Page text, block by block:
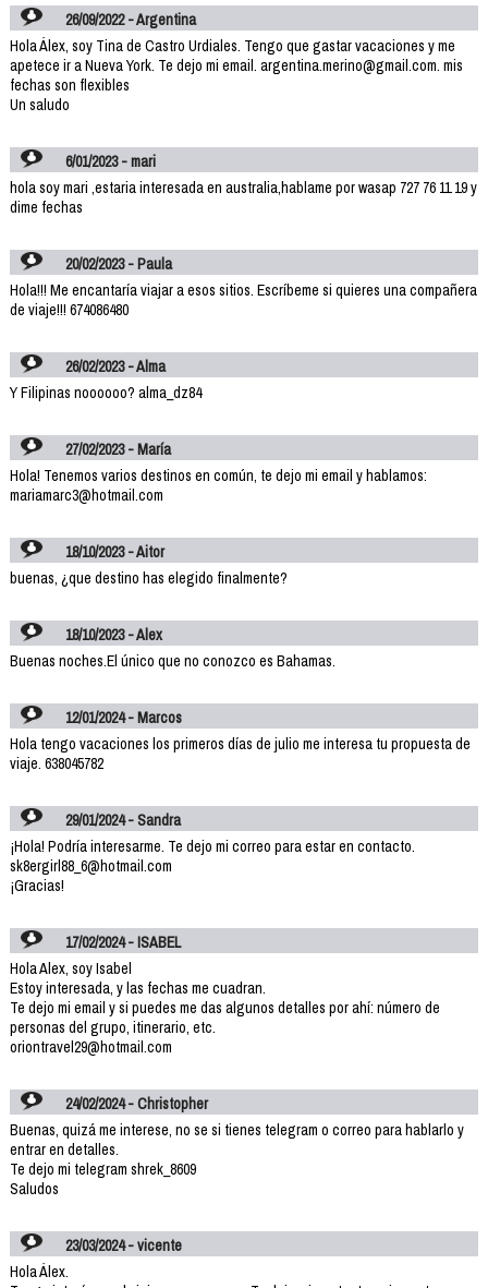
26/09/2022 - Argentina
Hola Álex, soy Tina de Castro Urdiales. Tengo que gastar vacaciones y me
apetece ir a Nueva York. Te dejo mi email. argentina.merino@gmail.com. mis
fechas son flexibles
Un saludo
6/01/2023 - mari
hola soy mari ,estaria interesada en australia,hablame por wasap 727 76 11 19 y
dime fechas
20/02/2023 - Paula
Hola!!! Me encantaría viajar a esos sitios. Escríbeme si quieres una compañera
de viaje!!! 674086480
26/02/2023 - Alma
Y Filipinas noooooo? alma_dz84
27/02/2023 - María
Hola! Tenemos varios destinos en común, te dejo mi email y hablamos:
mariamarc3@hotmail.com
18/10/2023 - Aitor
buenas, ¿que destino has elegido finalmente?
18/10/2023 - Alex
Buenas noches.El único que no conozco es Bahamas.
12/01/2024 - Marcos
Hola tengo vacaciones los primeros días de julio me interesa tu propuesta de
viaje. 638045782
29/01/2024 - Sandra
¡Hola! Podría interesarme. Te dejo mi correo para estar en contacto.
sk8ergirl88_6@hotmail.com
¡Gracias!
17/02/2024 - ISABEL
Hola Alex, soy Isabel
Estoy interesada, y las fechas me cuadran.
Te dejo mi email y si puedes me das algunos detalles por ahí: número de
personas del grupo, itinerario, etc.
oriontravel29@hotmail.com
24/02/2024 - Christopher
Buenas, quizá me interese, no se si tienes telegram o correo para hablarlo y
entrar en detalles.
Te dejo mi telegram shrek_8609
Saludos
23/03/2024 - vicente
Hola Álex.